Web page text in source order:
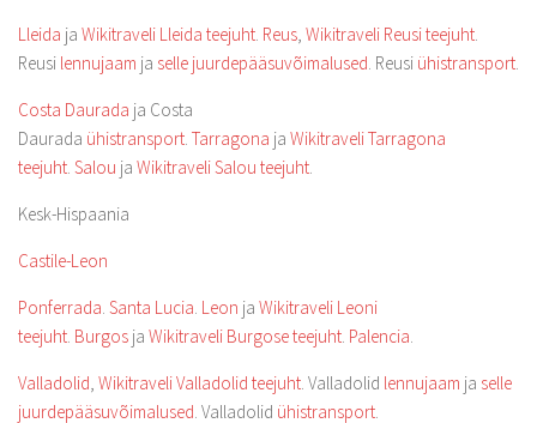
Lleida ja Wikitraveli Lleida teejuht. Reus, Wikitraveli Reusi teejuht.
Reusi lennujaam ja selle juurdepääsuvõimalused. Reusi ühistransport.
Costa Daurada ja Costa
Daurada ühistransport. Tarragona ja Wikitraveli Tarragona
teejuht. Salou ja Wikitraveli Salou teejuht.
Kesk-Hispaania
Castile-Leon
Ponferrada. Santa Lucia. Leon ja Wikitraveli Leoni
teejuht. Burgos ja Wikitraveli Burgose teejuht. Palencia.
Valladolid, Wikitraveli Valladolid teejuht. Valladolid lennujaam ja selle
juurdepääsuvõimalused. Valladolid ühistransport.